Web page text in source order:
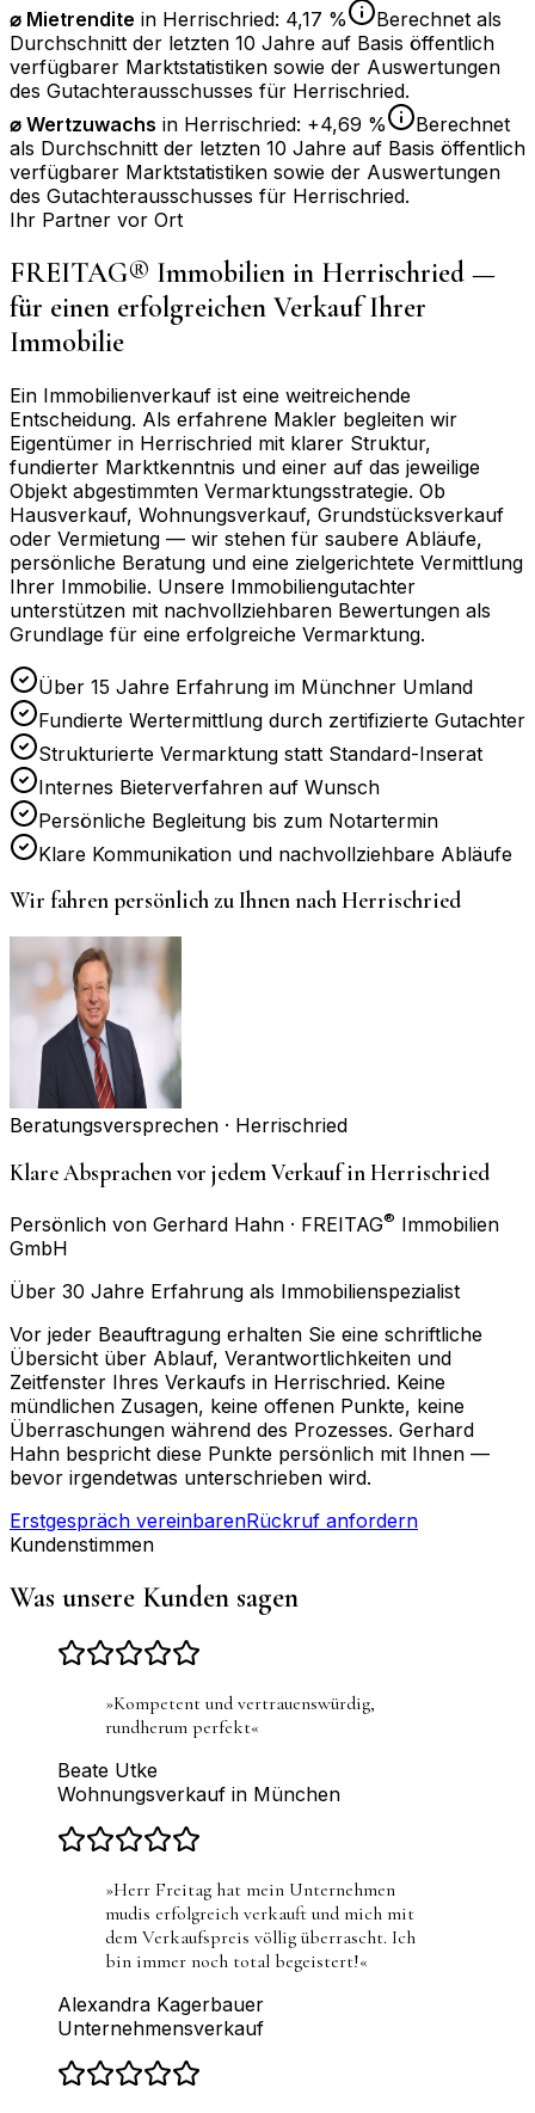
⌀ Mietrendite in Herrischried: 4,17 %
Berechnet als
Durchschnitt der letzten 10 Jahre auf Basis öffentlich
verfügbarer Marktstatistiken sowie der Auswertungen
des Gutachterausschusses für Herrischried.
⌀ Wertzuwachs in Herrischried: +4,69 %
Berechnet
als Durchschnitt der letzten 10 Jahre auf Basis öffentlich
verfügbarer Marktstatistiken sowie der Auswertungen
des Gutachterausschusses für Herrischried.
Ihr Partner vor Ort
FREITAG® Immobilien in Herrischried —
für einen erfolgreichen Verkauf Ihrer
Immobilie
Ein Immobilienverkauf ist eine weitreichende
Entscheidung. Als erfahrene Makler begleiten wir
Eigentümer in Herrischried mit klarer Struktur,
fundierter Marktkenntnis und einer auf das jeweilige
Objekt abgestimmten Vermarktungsstrategie. Ob
Hausverkauf, Wohnungsverkauf, Grundstücksverkauf
oder Vermietung — wir stehen für saubere Abläufe,
persönliche Beratung und eine zielgerichtete Vermittlung
Ihrer Immobilie. Unsere Immobiliengutachter
unterstützen mit nachvollziehbaren Bewertungen als
Grundlage für eine erfolgreiche Vermarktung.
Über 15 Jahre Erfahrung im Münchner Umland
Fundierte Wertermittlung durch zertifizierte Gutachter
Strukturierte Vermarktung statt Standard-Inserat
Internes Bieterverfahren auf Wunsch
Persönliche Begleitung bis zum Notartermin
Klare Kommunikation und nachvollziehbare Abläufe
Wir fahren persönlich zu Ihnen nachHerrischried
Beratungsversprechen · Herrischried
Klare Absprachen vor jedem Verkauf in Herrischried
Persönlich von Gerhard Hahn · FREITAG® Immobilien
GmbH
Über 30 Jahre Erfahrung als Immobilienspezialist
Vor jeder Beauftragung erhalten Sie eine schriftliche
Übersicht über Ablauf, Verantwortlichkeiten und
Zeitfenster Ihres Verkaufs in Herrischried. Keine
mündlichen Zusagen, keine offenen Punkte, keine
Überraschungen während des Prozesses. Gerhard
Hahn bespricht diese Punkte persönlich mit Ihnen —
bevor irgendetwas unterschrieben wird.
Erstgespräch vereinbarenRückruf anfordern
Kundenstimmen
Was unsere Kunden sagen
»Kompetent und vertrauenswürdig,
rundherum perfekt«
Beate Utke
Wohnungsverkauf in München
»Herr Freitag hat mein Unternehmen
mudis erfolgreich verkauft und mich mit
dem Verkaufspreis völlig überrascht. Ich
bin immer noch total begeistert!«
Alexandra Kagerbauer
Unternehmensverkauf